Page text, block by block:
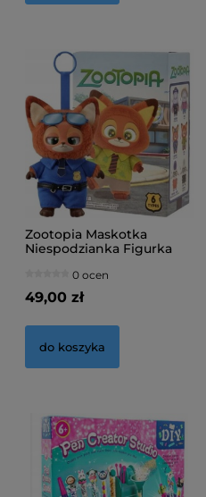
Zootopia Maskotka
Niespodzianka Figurka
0 ocen
49,00 zł
do koszyka